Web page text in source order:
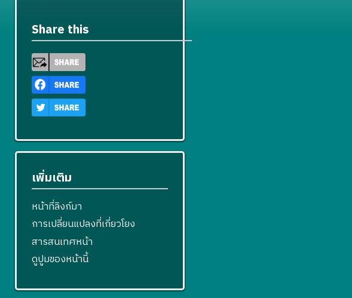
Share this
เพิ่มเติม
หน้าที่ลิงก์มา
การเปลี่ยนแปลงที่เกี่ยวโยง
สารสนเทศหน้า
ดูปูมของหน้านี้